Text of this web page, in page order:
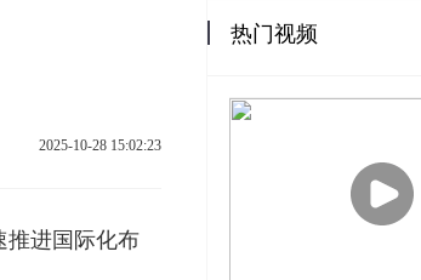
2025-10-28 15:02:23
进国际化布
热门视频